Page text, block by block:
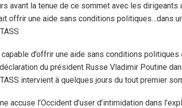
avant la tenue de ce sommet avec les dirigeants
offrir une aide sans conditions politiques…dans
d’offrir une aide sans conditions
déclaration du président Russe Vladimir Poutine
intervient à quelques jours du tout premier
accuse l’Occident d’user d’intimidation dans